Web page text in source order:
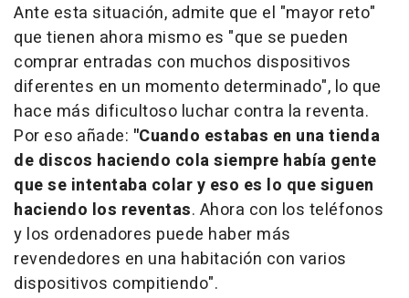
Ante esta situación, admite que el "mayor reto"
que tienen ahora mismo es "que se pueden
comprar entradas con muchos dispositivos
diferentes en un momento determinado", lo que
hace más dificultoso luchar contra la reventa.
Por eso añade: "Cuando estabas en una tienda
de discos haciendo cola siempre había gente
que se intentaba colar y eso es lo que siguen
haciendo los reventas. Ahora con los teléfonos
y los ordenadores puede haber más
revendedores en una habitación con varios
dispositivos compitiendo".